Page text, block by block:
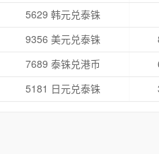
5629 韩元兑泰铢
9356 美元兑泰铢
7689 泰铢兑港币
5181 日元兑泰铢